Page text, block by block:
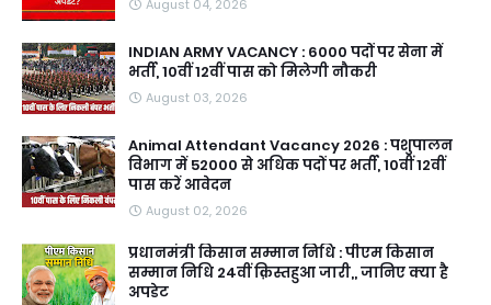
August 04, 2026
INDIAN ARMY VACANCY : 6000 पदों पर सेना में
भर्ती, 10वीं 12वीं पास को मिलेगी नौकरी
August 03, 2026
Animal Attendant Vacancy 2026 : पशुपालन
विभाग में 52000 से अधिक पदों पर भर्ती, 10वीं 12वीं
पास करें आवेदन
August 02, 2026
प्रधानमंत्री किसान सम्मान निधि : पीएम किसान
सम्मान निधि 24वीं क़िस्तहुआ जारी,, जानिए क्या है
अपडेट